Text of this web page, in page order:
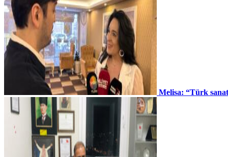
Melisa: “Türk